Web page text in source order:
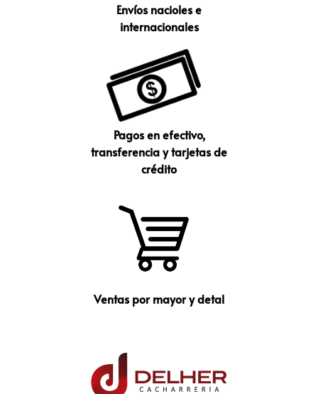
Envíos nacioles e
internacionales
Pagos en efectivo,
transferencia y tarjetas de
crédito
Ventas por mayor y detal